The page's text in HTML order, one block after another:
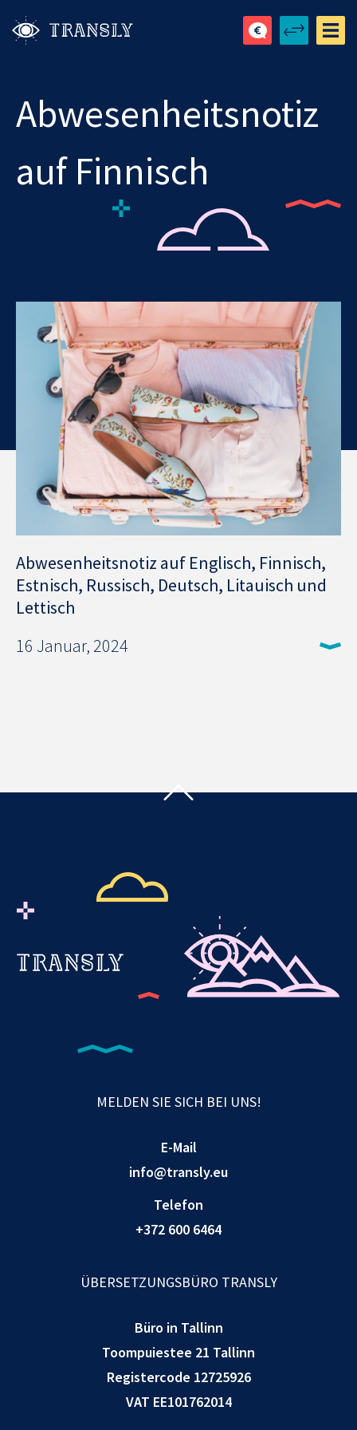
Abwesenheitsnotiz
auf Finnisch
Abwesenheitsnotiz auf Englisch, Finnisch,
Estnisch, Russisch, Deutsch, Litauisch und
Lettisch
16 Januar, 2024
MELDEN SIE SICH BEI UNS!
E-Mail
info@transly.eu
Telefon
+372 600 6464
ÜBERSETZUNGSBÜRO TRANSLY
Büro in Tallinn
Toompuiestee 21 Tallinn
Registercode 12725926
VAT EE101762014